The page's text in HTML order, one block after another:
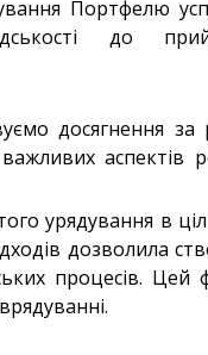
Портфелю
до
досягнення за
аспектів
урядування в
дозволила
процесів. Цей